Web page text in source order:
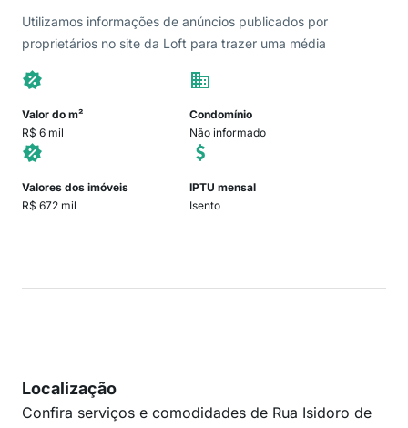
Utilizamos informações de anúncios publicados por
proprietários no site da Loft para trazer uma média
Valor do m²
R$ 6 mil
Condomínio
Não informado
Valores dos imóveis
R$ 672 mil
IPTU mensal
Isento
Localização
Confira serviços e comodidades de Rua Isidoro de